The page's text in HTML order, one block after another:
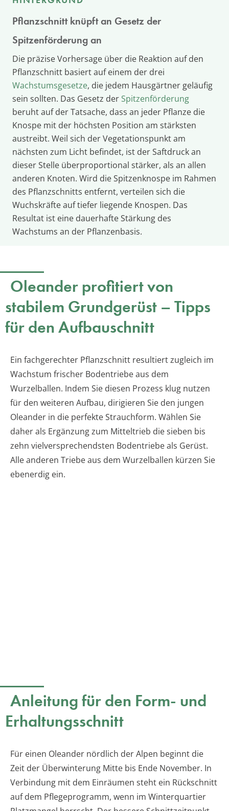
Pflanzschnitt knüpft an Gesetz der
Spitzenförderung an
Die präzise Vorhersage über die Reaktion auf den
Pflanzschnitt basiert auf einem der drei
Wachstumsgesetze, die jedem Hausgärtner geläufig
sein sollten. Das Gesetz der Spitzenförderung
beruht auf der Tatsache, dass an jeder Pflanze die
Knospe mit der höchsten Position am stärksten
austreibt. Weil sich der Vegetationspunkt am
nächsten zum Licht befindet, ist der Saftdruck an
dieser Stelle überproportional stärker, als an allen
anderen Knoten. Wird die Spitzenknospe im Rahmen
des Pflanzschnitts entfernt, verteilen sich die
Wuchskräfte auf tiefer liegende Knospen. Das
Resultat ist eine dauerhafte Stärkung des
Wachstums an der Pflanzenbasis.
Oleander profitiert von
stabilem Grundgerüst – Tipps
für den Aufbauschnitt
Ein fachgerechter Pflanzschnitt resultiert zugleich im
Wachstum frischer Bodentriebe aus dem
Wurzelballen. Indem Sie diesen Prozess klug nutzen
für den weiteren Aufbau, dirigieren Sie den jungen
Oleander in die perfekte Strauchform. Wählen Sie
daher als Ergänzung zum Mitteltrieb die sieben bis
zehn vielversprechendsten Bodentriebe als Gerüst.
Alle anderen Triebe aus dem Wurzelballen kürzen Sie
ebenerdig ein.
Anleitung für den Form- und
Erhaltungsschnitt
Für einen Oleander nördlich der Alpen beginnt die
Zeit der Überwinterung Mitte bis Ende November. In
Verbindung mit dem Einräumen steht ein Rückschnitt
auf dem Pflegeprogramm, wenn im Winterquartier